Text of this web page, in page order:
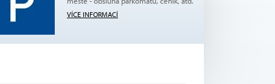
VÍCE INFORMACÍ